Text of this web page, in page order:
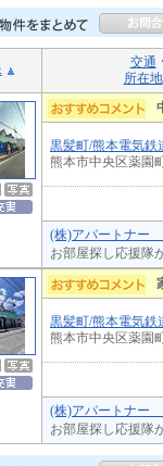
交通
所在地
黒髪町/熊本電気鉄
熊本市中央区薬園
(株)アパートナー
お部屋探し応援隊
黒髪町/熊本電気鉄
熊本市中央区薬園
(株)アパートナー
お部屋探し応援隊